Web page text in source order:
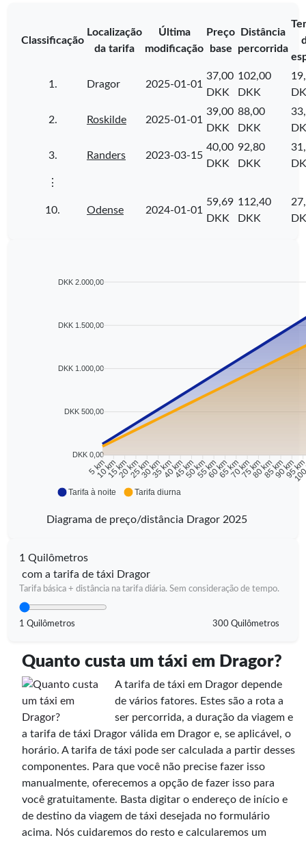
Classificação
Localização
da tarifa
Última
modificação
Preço
base
Distância
percorrida
1. Dragor 2025-01-01
37,00
DKK
102,00
DKK
2. Roskilde 2025-01-01
39,00
DKK
88,00
DKK
3. Randers 2023-03-15
40,00
DKK
92,80
DKK
⋮
10. Odense 2024-01-01
59,69
DKK
112,40
DKK
DKK 2.000,00
DKK 1.500,00
DKK 1.000,00
DKK 500,00
DKK 0,00
5 km
10 km15 km20 km25 km30 km35 km40 km45 km50 km55 km60 km65 km70 km75 km80 km85 km90 km
95
Tarifa à noite Tarifa diurna
Diagrama de preço/distância Dragor 2025
1 Quilômetros
com a tarifa de táxi Dragor
Tarifa básica + distância na tarifa diária. Sem consideração de tempo.
1 Quilômetros 300 Quilômetros
Quanto custa um táxi em Dragor?
A tarifa de táxi em Dragor depende
de vários fatores. Estes são a rota a
ser percorrida, a duração da viagem e
a tarifa de táxi Dragor válida em Dragor e, se aplicável, o
horário. A tarifa de táxi pode ser calculada a partir desses
componentes. Para que você não precise fazer isso
manualmente, oferecemos a opção de fazer isso para
você gratuitamente. Basta digitar o endereço de início e
de destino da viagem de táxi desejada no formulário
acima. Nós cuidaremos do resto e calcularemos um